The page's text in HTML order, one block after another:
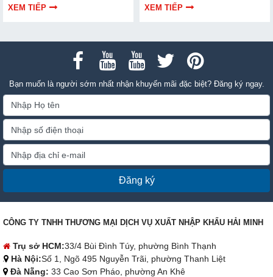
chuẩn kỹ thuật ngay tại nhà.
XEM TIẾP
thông tin bài viết dưới đây nhé!
XEM TIẾP
Bạn muốn là người sớm nhất nhận khuyến mãi đặc biệt? Đăng ký ngay.
Đăng ký
CÔNG TY TNHH THƯƠNG MẠI DỊCH VỤ XUẤT NHẬP KHẨU HẢI MINH
Trụ sở HCM:33/4 Bùi Đình Túy, phường Bình Thạnh
Hà Nội:Số 1, Ngõ 495 Nguyễn Trãi, phường Thanh Liệt
Đà Nẵng: 33 Cao Sơn Pháo, phường An Khê